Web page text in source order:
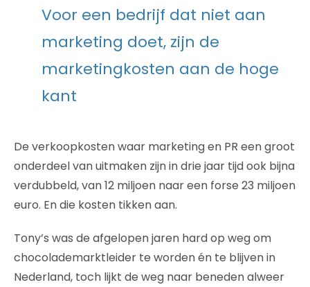
Voor een bedrijf dat niet aan
marketing doet, zijn de
marketingkosten aan de hoge
kant
De verkoopkosten waar marketing en PR een groot
onderdeel van uitmaken zijn in drie jaar tijd ook bijna
verdubbeld, van 12 miljoen naar een forse 23 miljoen
euro. En die kosten tikken aan.
Tony’s was de afgelopen jaren hard op weg om
chocolademarktleider te worden én te blijven in
Nederland, toch lijkt de weg naar beneden alweer